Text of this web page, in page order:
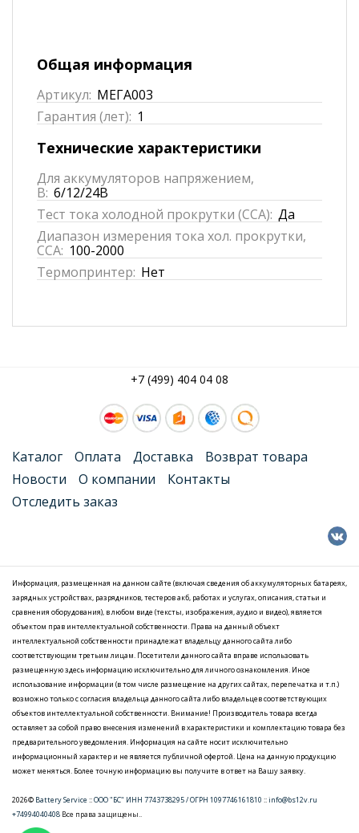
Общая информация
Артикул: МЕГА003
Гарантия (лет): 1
Технические характеристики
Для аккумуляторов напряжением,
В: 6/12/24В
Тест тока холодной прокрутки (CCA): Да
Диапазон измерения тока хол. прокрутки,
ССА: 100-2000
Термопринтер: Нет
+7 (499) 404 04 08
Каталог Оплата Доставка
Возврат товара
Новости
О компании
Контакты
Отследить заказ
Информация, размещенная на данном сайте (включая сведения об аккумуляторных батареях,
зарядных устройствах, разрядников, тестеров акб, работах и услугах, описания, статьи и
сравнения оборудования), в любом виде (тексты, изображения, аудио и видео), является
объектом прав интеллектуальной собственности. Права на данный объект
интеллектуальной собственности принадлежат владельцу данного сайта либо
соответствующим третьим лицам. Посетители данного сайта вправе использовать
размещенную здесь информацию исключительно для личного ознакомления. Иное
использование информации (в том числе размещение на других сайтах, перепечатка и т.п.)
возможно только с согласия владельца данного сайта либо владельцев соответствующих
объектов интеллектуальной собственности. Внимание! Производитель товара всегда
оставляет за собой право внесения изменений в характеристики и комплектацию товара без
предварительного уведомления. Информация на сайте носит исключительно
информационный характер и не является публичной офертой. Цена на данную продукцию
может меняться. Более точную информацию вы получите в ответ на Вашу заявку.
2026© Battery Service::ООО "БС" ИНН 7743738295 / ОГРН 1097746161810 ::info@bs12v.ru
+74994040408 Все права защищены..